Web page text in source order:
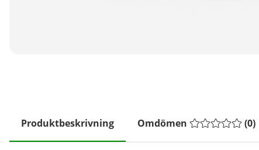
Produktbeskrivning Omdömen (0)